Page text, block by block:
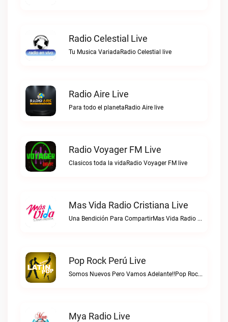
Radio Celestial Live
Tu Musica VariadaRadio Celestial live
Radio Aire Live
Para todo el planetaRadio Aire live
Radio Voyager FM Live
Clasicos toda la vidaRadio Voyager FM live
Mas Vida Radio Cristiana Live
Una Bendición Para CompartirMas Vida Radio Cristiana live
Pop Rock Perú Live
Somos Nuevos Pero Vamos Adelante!!Pop Rock Perú live
Mya Radio Live